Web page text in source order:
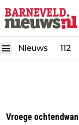
Nieuws 112
Vroege